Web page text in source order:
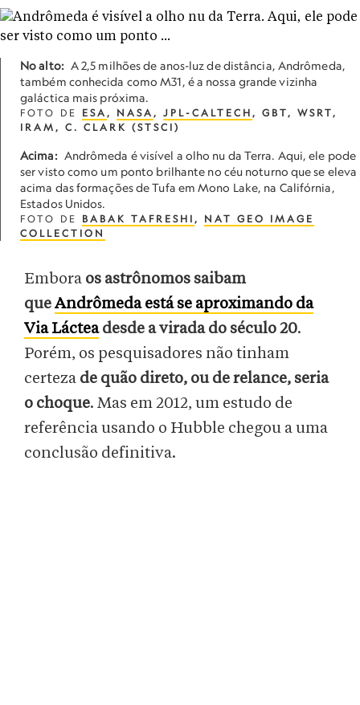
No alto: A 2,5 milhões de anos-luz de distância, Andrômeda,
também conhecida como M31, é a nossa grande vizinha
galáctica mais próxima.
FOTO DE ESA , NASA , JPL-CALTECH , GBT, WSRT,
IRAM, C. CLARK (STSCI)
Acima: Andrômeda é visível a olho nu da Terra. Aqui, ele pode
ser visto como um ponto brilhante no céu noturno que se eleva
acima das formações de Tufa em Mono Lake, na Califórnia,
Estados Unidos.
FOTO DE BABAK TAFRESHI , NAT GEO IMAGE
COLLECTION
Embora os astrônomos saibam
queAndrômeda está se aproximando da
Via Lácteadesde a virada do século 20.
Porém, os pesquisadores não tinham
certeza de quão direto, ou de relance, seria
o choque. Mas em 2012, um estudo de
referência usando o Hubble chegou a uma
conclusão definitiva.